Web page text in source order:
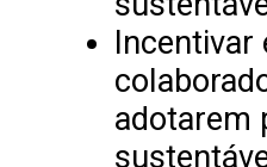
Incentivar
adotarem